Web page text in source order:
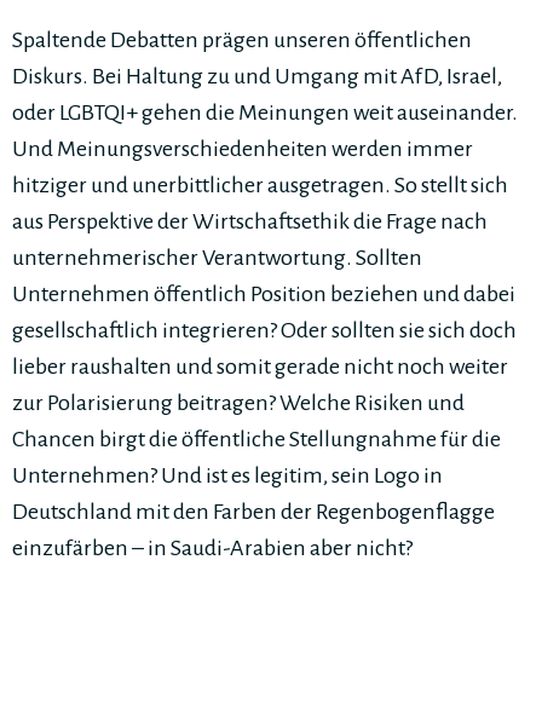
Spaltende Debatten prägen unseren öffentlichen
Diskurs. Bei Haltung zu und Umgang mit AfD, Israel,
oder LGBTQI+ gehen die Meinungen weit auseinander.
Und Meinungsverschiedenheiten werden immer
hitziger und unerbittlicher ausgetragen. So stellt sich
aus Perspektive der Wirtschaftsethik die Frage nach
unternehmerischer Verantwortung. Sollten
Unternehmen öffentlich Position beziehen und dabei
gesellschaftlich integrieren? Oder sollten sie sich doch
lieber raushalten und somit gerade nicht noch weiter
zur Polarisierung beitragen? Welche Risiken und
Chancen birgt die öffentliche Stellungnahme für die
Unternehmen? Und ist es legitim, sein Logo in
Deutschland mit den Farben der Regenbogenflagge
einzufärben – in Saudi-Arabien aber nicht?